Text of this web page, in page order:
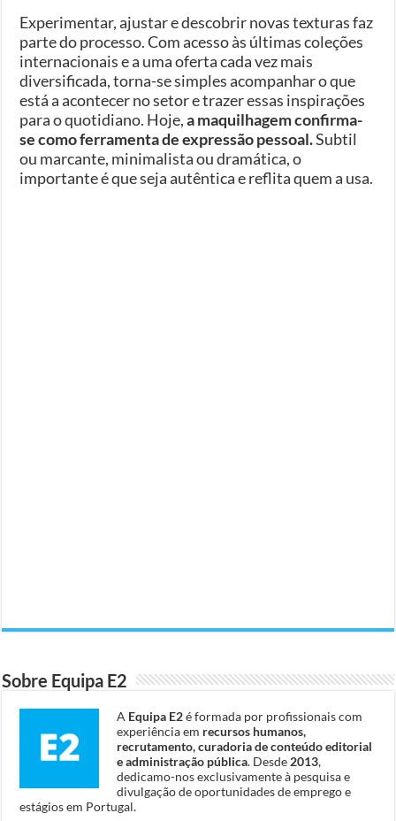
Experimentar, ajustar e descobrir novas texturas faz
parte do processo. Com acesso às últimas coleções
internacionais e a uma oferta cada vez mais
diversificada, torna-se simples acompanhar o que
está a acontecer no setor e trazer essas inspirações
para o quotidiano. Hoje,a maquilhagem confirma-
se como ferramenta de expressão pessoal.Subtil
ou marcante, minimalista ou dramática, o
importante é que seja autêntica e reflita quem a usa.
Sobre Equipa E2
A Equipa E2é formada por profissionais com
experiência em recursos humanos,
recrutamento, curadoria de conteúdo editorial
e administração pública. Desde 2013,
dedicamo-nos exclusivamente à pesquisa e
divulgação de oportunidades de emprego e
estágios em Portugal.